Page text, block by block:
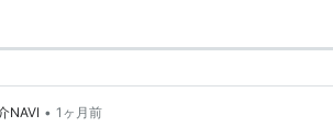
NAVI • 1ヶ月前